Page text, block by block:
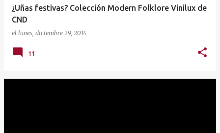
¿Uñas festivas? Colección Modern Folklore Vinilux de
CND
el lunes, diciembre 29, 2014
11